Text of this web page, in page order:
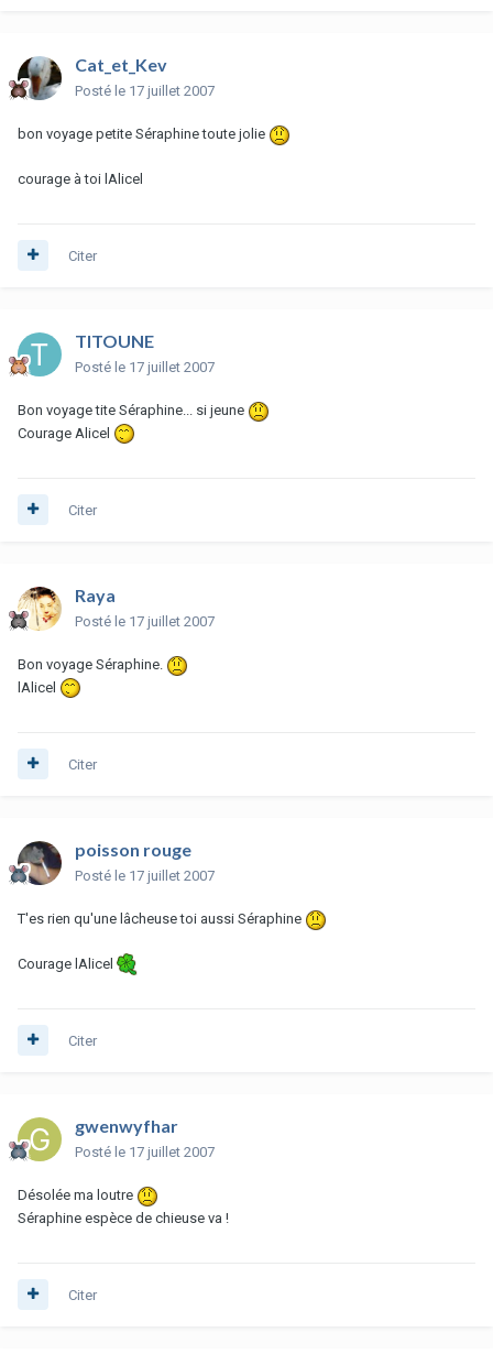
Cat_et_Kev
Posté le 17 juillet 2007
bon voyage petite Séraphine toute jolie
courage à toi lAlicel
Citer
TITOUNE
Posté le 17 juillet 2007
Bon voyage tite Séraphine... si jeune
Courage Alicel
Citer
Raya
Posté le 17 juillet 2007
Bon voyage Séraphine.
lAlicel
Citer
poisson rouge
Posté le 17 juillet 2007
T'es rien qu'une lâcheuse toi aussi Séraphine
Courage lAlicel
Citer
gwenwyfhar
Posté le 17 juillet 2007
Désolée ma loutre
Séraphine espèce de chieuse va !
Citer